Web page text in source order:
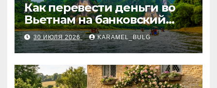
Как перевести деньги во
Вьетнам на банковский
счёт: VietcomBank, BIDV,
Techcombank и другие
банки
30 ИЮЛЯ 2026 KARAMEL_BULG